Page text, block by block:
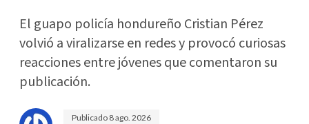
El guapo policía hondureño Cristian Pérez
volvió a viralizarse en redes y provocó curiosas
reacciones entre jóvenes que comentaron su
publicación.
Publicado 8 ago. 2026